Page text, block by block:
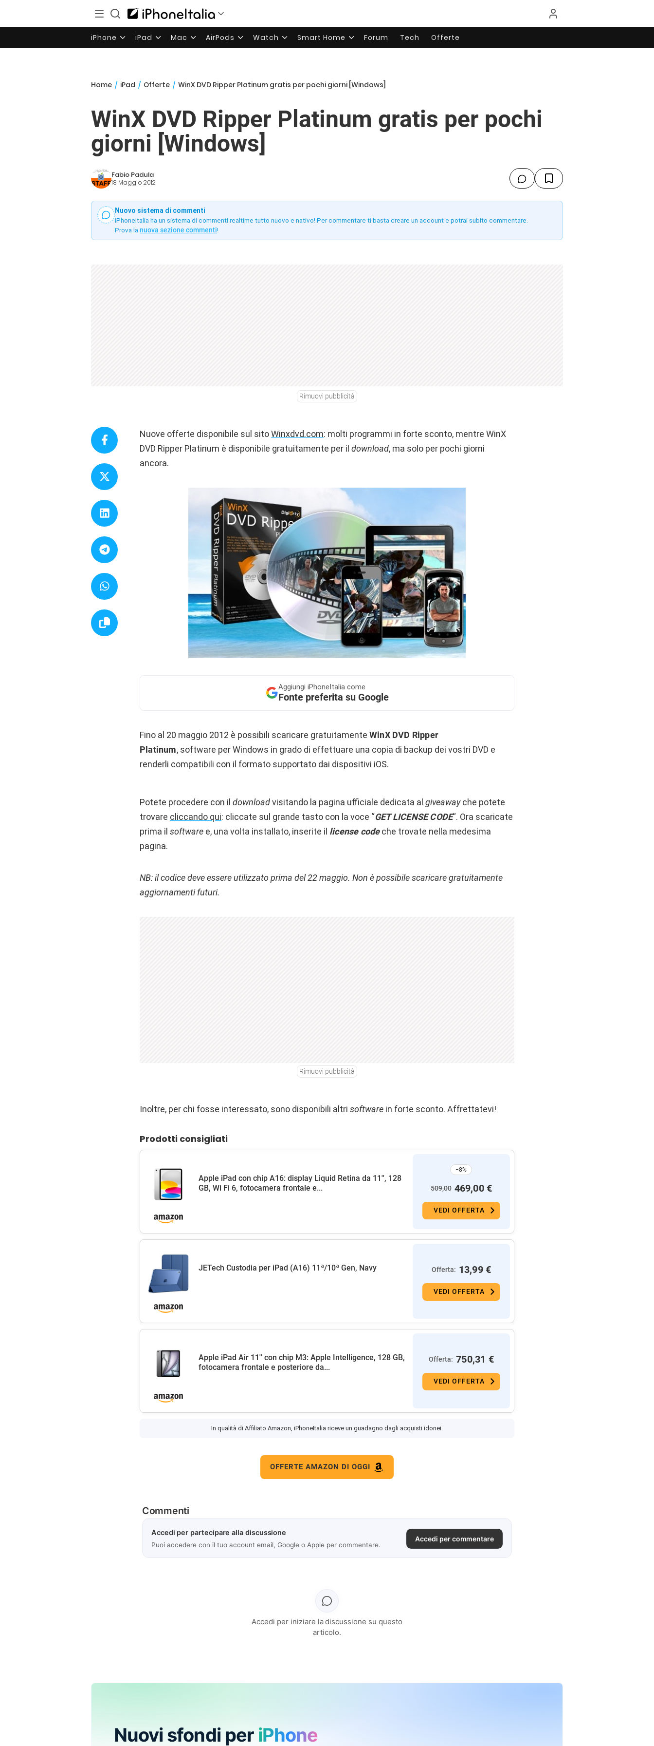
iPhone iPad Mac AirPods Watch Smart Home Forum Tech Offerte
Home / iPad / Offerte / WinX DVD Ripper Platinum gratis per pochi giorni [Windows]
WinX DVD Ripper Platinum gratis per pochi
giorni [Windows]
Fabio Padula
18 Maggio 2012
Nuovo sistema di commenti
iPhoneItalia ha un sistema di commenti realtime tutto nuovo e nativo! Per commentare ti basta creare un account e potrai subito commentare.
Prova la nuova sezione commenti!
Rimuovi pubblicità
Nuove offerte disponibile sul sitoWinxdvd.com: molti programmi in forte sconto, mentre WinX
DVD Ripper Platinum è disponibile gratuitamente per il download, ma solo per pochi giorni
ancora.
Aggiungi iPhoneItalia come
Fonte preferita su Google
Fino al 20 maggio 2012 è possibili scaricare gratuitamente WinX DVD Ripper
Platinum, software per Windows in grado di effettuare una copia di backup dei vostri DVD e
renderli compatibili con il formato supportato dai dispositivi iOS.
Potete procedere con il downloadvisitando la pagina ufficiale dedicata al giveawayche potete
trovare cliccando qui: cliccate sul grande tasto con la voce “GET LICENSE CODE“. Ora scaricate
prima il software e, una volta installato, inserite il license codeche trovate nella medesima
pagina.
NB: il codice deve essere utilizzato prima del 22 maggio. Non è possibile scaricare gratuitamente
aggiornamenti futuri.
Rimuovi pubblicità
Inoltre, per chi fosse interessato, sono disponibili altri software in forte sconto. Affrettatevi!
Prodotti consigliati
Apple iPad con chip A16: display Liquid Retina da 11'', 128
GB, Wi Fi 6, fotocamera frontale e...
−8%
509,00 469,00 €
VEDI OFFERTA
JETech Custodia per iPad (A16) 11ª/10ª Gen, Navy Offerta: 13,99 €
VEDI OFFERTA
Apple iPad Air 11'' con chip M3: Apple Intelligence, 128 GB,
fotocamera frontale e posteriore da...
Offerta: 750,31 €
VEDI OFFERTA
In qualità di Affiliato Amazon, iPhoneItalia riceve un guadagno dagli acquisti idonei.
OFFERTE AMAZON DI OGGI
Commenti
Accedi per partecipare alla discussione
Puoi accedere con il tuo account email, Google o Apple per commentare.
Accedi per commentare
Accedi per iniziare la discussione su questo
articolo.
Nuovi sfondi per iPhone